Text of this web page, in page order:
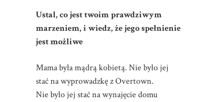
Ustal, co jest twoim prawdziwym
marzeniem, i wiedz, że jego spełnienie
jest możliwe
Mama była mądrą kobietą. Nie było jej
stać na wyprowadzkę z Overtown.
Nie było jej stać na wynajęcie domu